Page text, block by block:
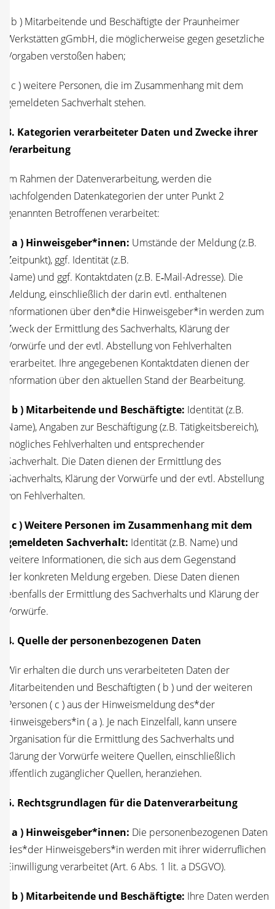
( b ) Mit­ar­bei­ten­de und Beschäf­tig­te der Praun­hei­mer
Werk­stät­ten gGmbH, die mög­li­cher­wei­se gegen gesetz­li­che
Vor­ga­ben ver­sto­ßen haben;
( c ) wei­te­re Per­so­nen, die im Zusam­men­hang mit dem
gemel­de­ten Sach­ver­halt stehen.
3. Kate­go­rien ver­ar­bei­te­ter Daten und Zwe­cke ihrer
Ver­ar­bei­tung
Im Rah­men der Daten­ver­ar­bei­tung, wer­den die
nach­fol­gen­den Daten­ka­te­go­rien der unter Punkt 2
genann­ten Betrof­fe­nen verarbeitet:
( a ) Hinweisgeber*innen: Umstän­de der Mel­dung (z.B.
Zeit­punkt), ggf. Iden­ti­tät (z.B.
Name) und ggf. Kon­takt­da­ten (z.B. E‑Mail-Adres­se). Die
Mel­dung, ein­schließ­lich der dar­in evtl. ent­hal­te­nen
Infor­ma­tio­nen über den*die Hinweisgeber*in wer­den zum
Zweck der Ermitt­lung des Sach­ver­halts, Klä­rung der
Vor­wür­fe und der evtl. Abstel­lung von Fehl­ver­hal­ten
ver­ar­bei­tet. Ihre ange­ge­be­nen Kon­takt­da­ten die­nen der
Infor­ma­ti­on über den aktu­el­len Stand der Bearbeitung.
( b ) Mit­ar­bei­ten­de und Beschäf­tig­te: Iden­ti­tät (z.B.
Name), Anga­ben zur Beschäf­ti­gung (z.B. Tätig­keits­be­reich),
mög­li­ches Fehl­ver­hal­ten und ent­spre­chen­der
Sach­ver­halt. Die Daten die­nen der Ermitt­lung des
Sach­ver­halts, Klä­rung der Vor­wür­fe und der evtl. Abstel­lung
von Fehlverhalten.
( c ) Wei­te­re Per­so­nen im Zusam­men­hang mit dem
gemel­de­ten Sach­ver­halt: Iden­ti­tät (z.B. Name) und
wei­te­re Infor­ma­tio­nen, die sich aus dem Gegen­stand
der kon­kre­ten Mel­dung erge­ben. Die­se Daten die­nen
eben­falls der Ermitt­lung des Sach­ver­halts und Klä­rung der
Vorwürfe.
4. Quel­le der per­so­nen­be­zo­ge­nen Daten
Wir erhal­ten die durch uns ver­ar­bei­te­ten Daten der
Mit­ar­bei­ten­den und Beschäf­tig­ten ( b ) und der wei­te­ren
Per­so­nen ( c ) aus der Hin­weis­mel­dung des*der
Hinweisgebers*in ( a ). Je nach Ein­zel­fall, kann unse­re
Orga­ni­sa­ti­on für die Ermitt­lung des Sach­ver­halts und
Klä­rung der Vor­wür­fe wei­te­re Quel­len, ein­schließ­lich
öffent­lich zugäng­li­cher Quel­len, heranziehen.
5. Rechts­grund­la­gen für die Daten­ver­ar­bei­tung
( a ) Hinweisgeber*innen: Die per­so­nen­be­zo­ge­nen Daten
des*der Hinweisgebers*in wer­den mit ihrer wider­ruf­li­chen
Ein­wil­li­gung ver­ar­bei­tet (Art. 6 Abs. 1 lit. a DSGVO).
( b ) Mit­ar­bei­ten­de und Beschäf­tig­te: Ihre Daten wer­den